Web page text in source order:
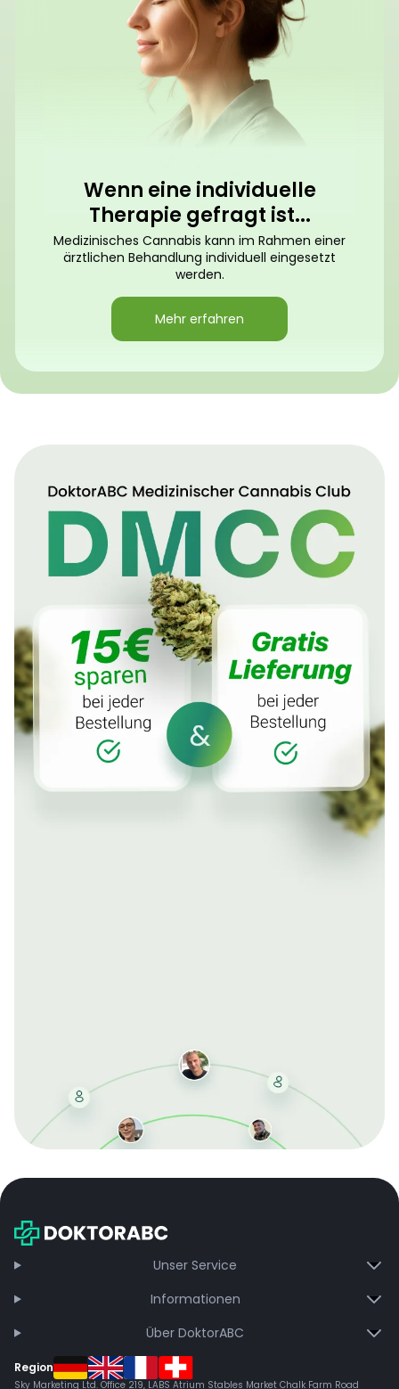
Wenn eine individuelle
Therapie gefragt ist...
Medizinisches Cannabis kann im Rahmen einer
ärztlichen Behandlung individuell eingesetzt
werden.
Mehr erfahren
bei jeder Bestellung, erhalten schnelle Lieferung und
Unser Service
Informationen
Über DoktorABC
Region
Sky Marketing Ltd. Office 219, LABS Atrium Stables Market Chalk Farm Road